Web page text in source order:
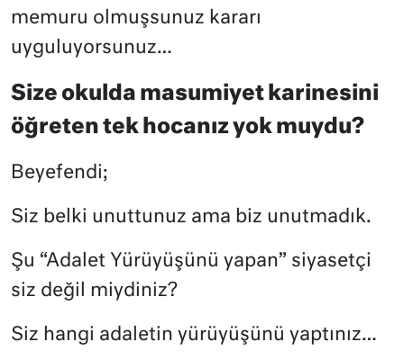
memuru olmuşsunuz kararı
uyguluyorsunuz…
Size okulda masumiyet karinesini
öğreten tek hocanız yok muydu?
Beyefendi;
Siz belki unuttunuz ama biz unutmadık.
Şu “Adalet Yürüyüşünü yapan” siyasetçi
siz değil miydiniz?
Siz hangi adaletin yürüyüşünü yaptınız…